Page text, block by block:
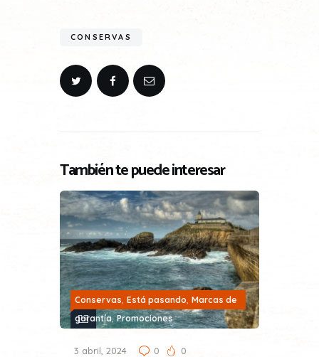
CONSERVAS
También te puede interesar
Conservas, Está pasando, Marcas de
garantía,Promociones
3 abril, 2024 0 0